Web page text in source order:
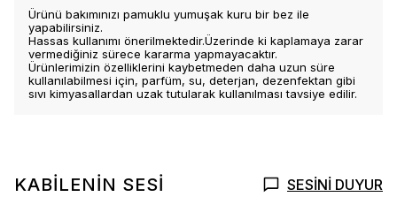
Ürünü bakımınızı pamuklu yumuşak kuru bir bez ile
yapabilirsiniz.
Hassas kullanımı önerilmektedir.Üzerinde ki kaplamaya zarar
vermediğiniz sürece kararma yapmayacaktır.
Ürünlerimizin özelliklerini kaybetmeden daha uzun süre
kullanılabilmesi için, parfüm, su, deterjan, dezenfektan gibi
sıvı kimyasallardan uzak tutularak kullanılması tavsiye edilir.
KABİLENİN SESİ SESİNİ DUYUR